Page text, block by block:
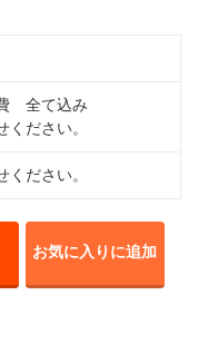
全て込み
ださい。
ださい。
お気に入りに追加